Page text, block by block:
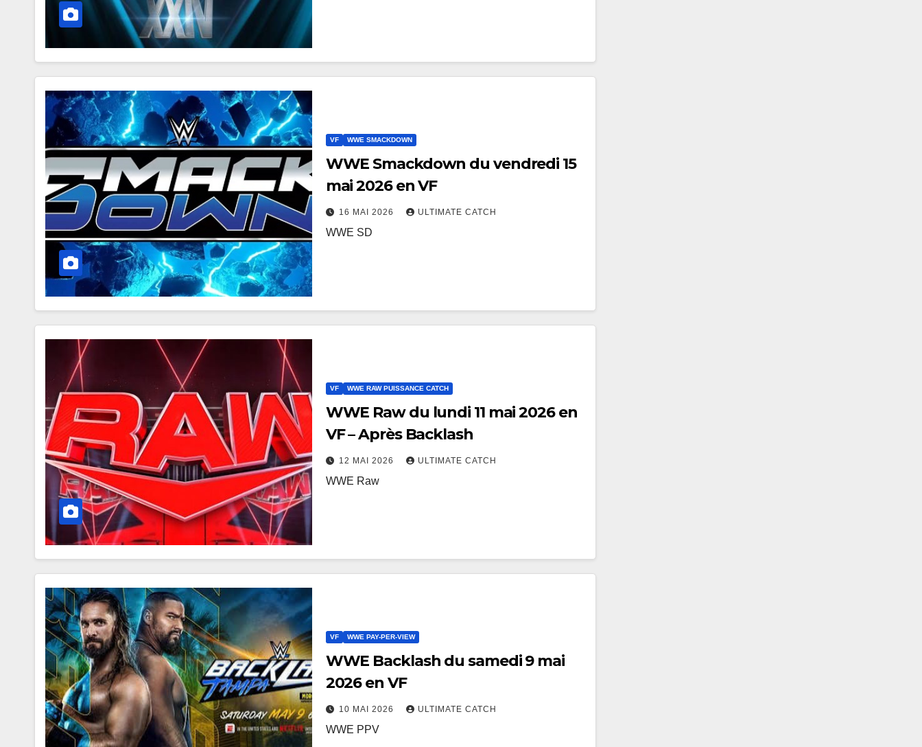
VF WWE SMACKDOWN
WWE Smackdown du vendredi 15
mai 2026 en VF
16 MAI 2026 ULTIMATE CATCH
WWE SD
VF WWE RAW PUISSANCE CATCH
WWE Raw du lundi 11 mai 2026 en
VF – Après Backlash
12 MAI 2026 ULTIMATE CATCH
WWE Raw
VF WWE PAY-PER-VIEW
WWE Backlash du samedi 9 mai
2026 en VF
10 MAI 2026 ULTIMATE CATCH
WWE PPV